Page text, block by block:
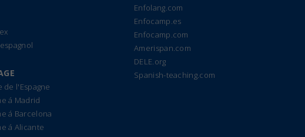
l'Espagne
á Madrid
á Barcelona
á Alicante
Enfolang.com
Enfocamp.es
Enfocamp.com
Amerispan.com
DELE.org
Spanish-teaching.com